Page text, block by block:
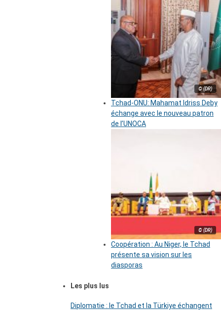
© (DR)
Tchad-ONU: Mahamat Idriss Deby
échange avec le nouveau patron
de l’UNOCA
© (DR)
Coopération : Au Niger, le Tchad
présente sa vision sur les
diasporas
Les plus lus
Diplomatie : le Tchad et la Türkiye échangent